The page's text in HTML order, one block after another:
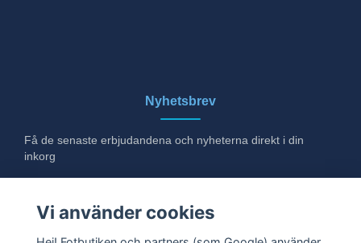
Nyhetsbrev
Få de senaste erbjudandena och nyheterna direkt i din
inkorg
Vi använder cookies